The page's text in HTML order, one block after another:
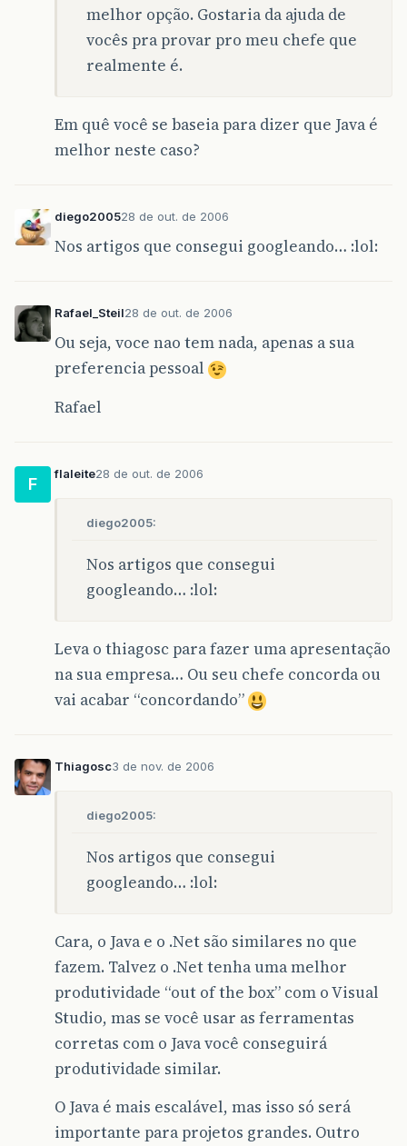
melhor opção. Gostaria da ajuda de
vocês pra provar pro meu chefe que
realmente é.
Em quê você se baseia para dizer que Java é
melhor neste caso?
diego200528 de out. de 2006
Nos artigos que consegui googleando… :lol:
Rafael_Steil28 de out. de 2006
Ou seja, voce nao tem nada, apenas a sua
preferencia pessoal
Rafael
F
flaleite28 de out. de 2006
diego2005:
Nos artigos que consegui
googleando… :lol:
Leva o thiagosc para fazer uma apresentação
na sua empresa… Ou seu chefe concorda ou
vai acabar “concordando”
Thiagosc3 de nov. de 2006
diego2005:
Nos artigos que consegui
googleando… :lol:
Cara, o Java e o .Net são similares no que
fazem. Talvez o .Net tenha uma melhor
produtividade “out of the box” com o Visual
Studio, mas se você usar as ferramentas
corretas com o Java você conseguirá
produtividade similar.
O Java é mais escalável, mas isso só será
importante para projetos grandes. Outro